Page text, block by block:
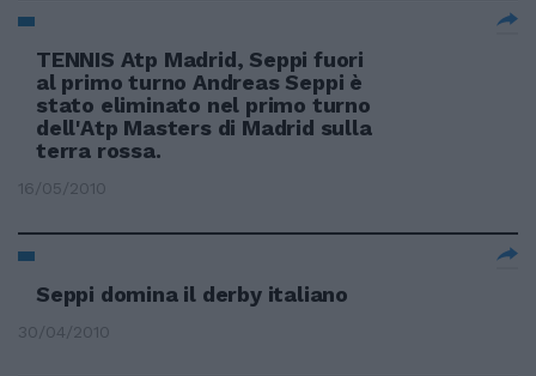
TENNIS Atp Madrid, Seppi fuori
al primo turno Andreas Seppi è
stato eliminato nel primo turno
dell'Atp Masters di Madrid sulla
terra rossa.
16/05/2010
Seppi domina il derby italiano
30/04/2010